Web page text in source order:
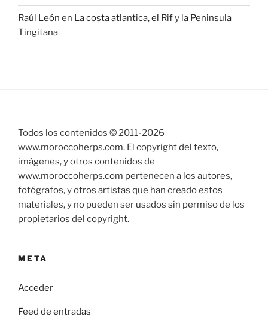
Raúl León en La costa atlantica, el Rif y la Peninsula
Tingitana
Todos los contenidos © 2011-2026
www.moroccoherps.com. El copyright del texto,
imágenes, y otros contenidos de
www.moroccoherps.com pertenecen a los autores,
fotógrafos, y otros artistas que han creado estos
materiales, y no pueden ser usados sin permiso de los
propietarios del copyright.
META
Acceder
Feed de entradas